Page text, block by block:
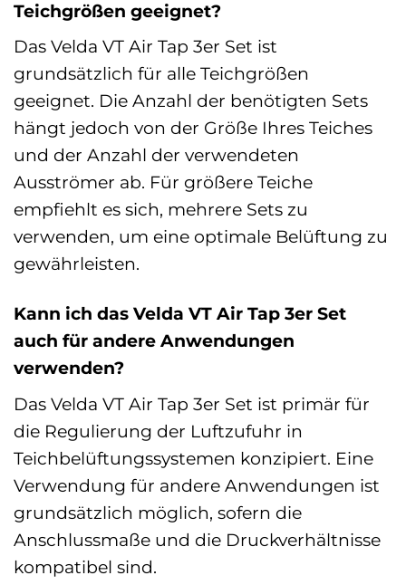
Teichgrößen geeignet?
Das Velda VT Air Tap 3er Set ist
grundsätzlich für alle Teichgrößen
geeignet. Die Anzahl der benötigten Sets
hängt jedoch von der Größe Ihres Teiches
und der Anzahl der verwendeten
Ausströmer ab. Für größere Teiche
empfiehlt es sich, mehrere Sets zu
verwenden, um eine optimale Belüftung zu
gewährleisten.
Kann ich das Velda VT Air Tap 3er Set
auch für andere Anwendungen
verwenden?
Das Velda VT Air Tap 3er Set ist primär für
die Regulierung der Luftzufuhr in
Teichbelüftungssystemen konzipiert. Eine
Verwendung für andere Anwendungen ist
grundsätzlich möglich, sofern die
Anschlussmaße und die Druckverhältnisse
kompatibel sind.